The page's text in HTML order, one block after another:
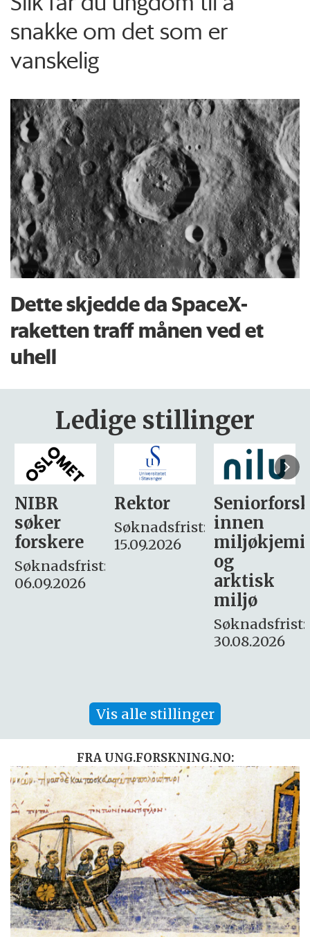
snakke om det som er
vanskelig
Dette skjedde da SpaceX-
raketten traff månen ved et
uhell
Ledige stillinger
Rektor
Søknadsfrist:
15.09.2026
Seniorforsker
innen
miljøkjemi
søker
– fast
Søknadsfrist:
16. august.
Vis alle stillinger
FRA UNG.FORSKNING.NO: